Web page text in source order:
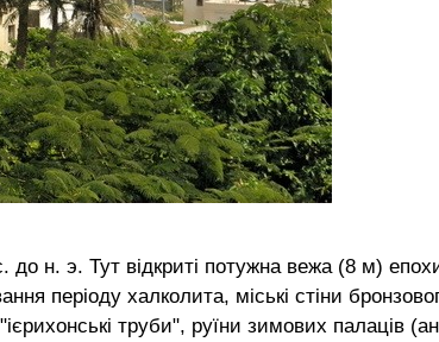
до н. э. Тут відкриті потужна вежа (8 м)
періоду халколита, міські стіни
труби", руїни зимових палаців